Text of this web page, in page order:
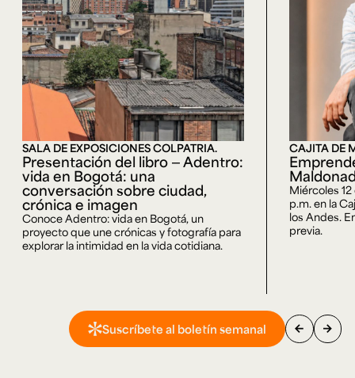
SALA DE EXPOSICIONES COLPATRIA.
Presentación del libro — Adentro:
vida en Bogotá: una
conversación sobre ciudad,
crónica e imagen
Conoce Adentro: vida en Bogotá, un
proyecto que une crónicas y fotografía para
explorar la intimidad en la vida cotidiana.
CAJITA DE
Miércoles
p.m. en la
los Andes.
previa.
Suscríbete al boletín semanal arrow_back arrow_forward